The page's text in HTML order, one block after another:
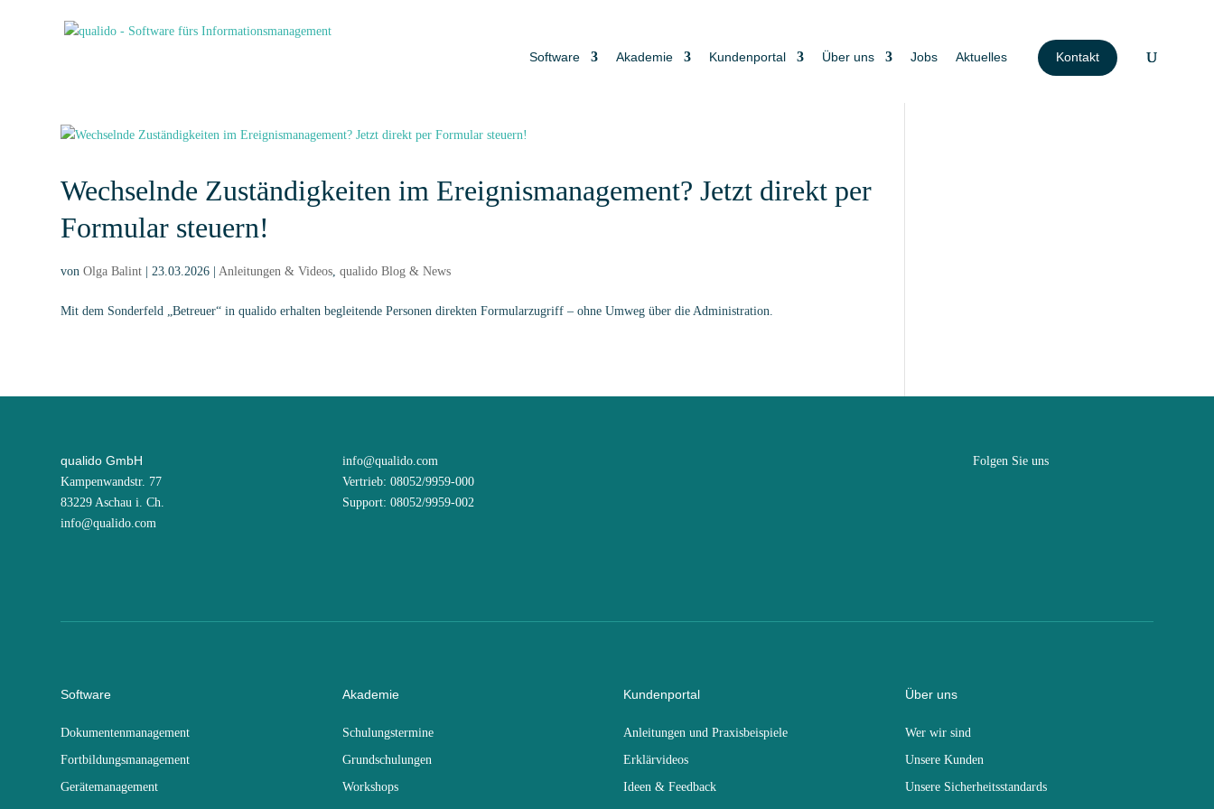
Software Akademie Kundenportal Über uns Jobs Aktuelles Kontakt
Wechselnde Zuständigkeiten im Ereignismanagement? Jetzt direkt per
Formular steuern!
vonOlga Balint |23.03.2026 |Anleitungen & Videos,qualido Blog & News
Mit dem Sonderfeld „Betreuer“ in qualido erhalten begleitende Personen direkten Formularzugriff – ohne Umweg über die Administration.
qualido GmbH
Kampenwandstr. 77
83229 Aschau i. Ch.
info@qualido.com
info@qualido.com
Vertrieb: 08052/9959-000
Support: 08052/9959-002
Folgen Sie uns
Software
Dokumentenmanagement
Fortbildungsmanagement
Gerätemanagement
Akademie
Schulungstermine
Grundschulungen
Workshops
Kundenportal
Anleitungen und Praxisbeispiele
Erklärvideos
Ideen & Feedback
Über uns
Wer wir sind
Unsere Kunden
Unsere Sicherheitsstandards